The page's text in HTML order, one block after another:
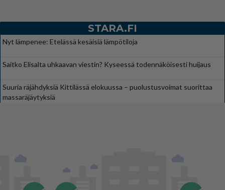
STARA.FI
Nyt lämpenee: Etelässä kesäisiä lämpötiloja
Saitko Elisalta uhkaavan viestin? Kyseessä todennäköisesti huijaus
Suuria räjähdyksiä Kittilässä elokuussa – puolustusvoimat suorittaa
massaräjäytyksiä